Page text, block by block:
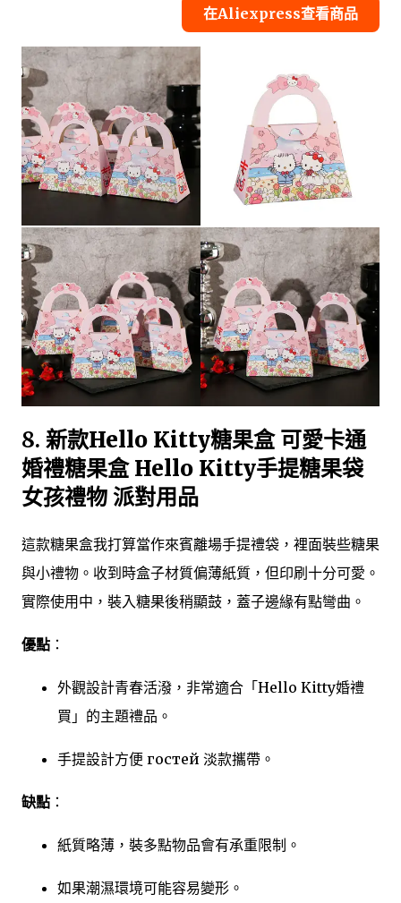
在Aliexpress查看商品
8. 新款Hello Kitty糖果盒 可愛卡通
婚禮糖果盒 Hello Kitty手提糖果袋
女孩禮物 派對用品
這款糖果盒我打算當作來賓離場手提禮袋，裡面裝些糖果
與小禮物。收到時盒子材質偏薄紙質，但印刷十分可愛。
實際使用中，裝入糖果後稍顯鼓，蓋子邊緣有點彎曲。
優點 ：
外觀設計青春活潑，非常適合「Hello Kitty婚禮
買」的主題禮品。
手提設計方便 гостей 淡款攜帶。
缺點 ：
紙質略薄，裝多點物品會有承重限制。
如果潮濕環境可能容易變形。